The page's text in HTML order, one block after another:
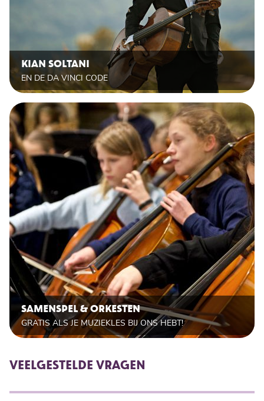
KIAN SOLTANI
EN DE DA VINCI CODE
SAMENSPEL & ORKESTEN
GRATIS ALS JE MUZIEKLES BIJ ONS HEBT!
VEELGESTELDE VRAGEN